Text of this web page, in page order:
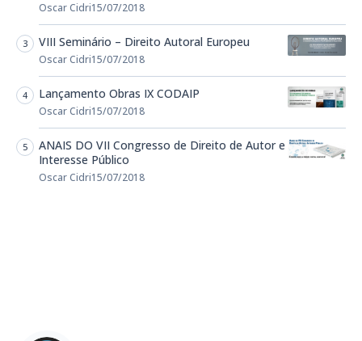
Oscar Cidri15/07/2018
VIII Seminário – Direito Autoral Europeu
Oscar Cidri15/07/2018
Lançamento Obras IX CODAIP
Oscar Cidri15/07/2018
ANAIS DO VII Congresso de Direito de Autor e
Interesse Público
Oscar Cidri15/07/2018